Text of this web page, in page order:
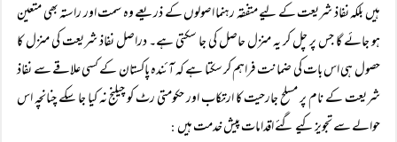
ہیں بلکہ نفاذ شریعت کے لیے متفقہ رہنما اصولوں کے ذریعے وہ سمت اور راستہ بھی متعین
ہو جائے گا جس پر چل کر یہ منزل حاصل کی جا سکتی ہے۔ دراصل نفاذ شریعت کی منزل کا
حصول ہی اس بات کی ضمانت فراہم کر سکتا ہے کہ آئندہ پاکستان کے کسی علاقے سے نفاذ
شریعت کے نام پر مسلح جارحیت کا ارتکاب اور حکومتی رٹ کو چیلنج نہ کیا جا سکے چنانچہ اس
حوالے سے تجویز کیے گئے اقدامات پیش خدمت ہیں :